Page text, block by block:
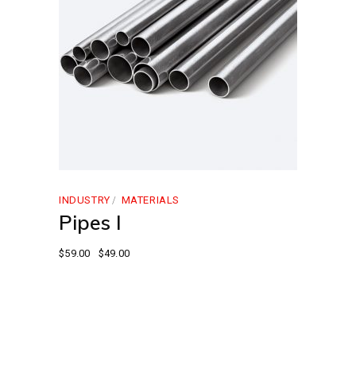
INDUSTRY MATERIALS
Pipes I
$59.00 $49.00